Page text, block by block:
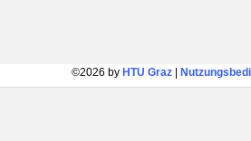
©2026 by HTU Graz|